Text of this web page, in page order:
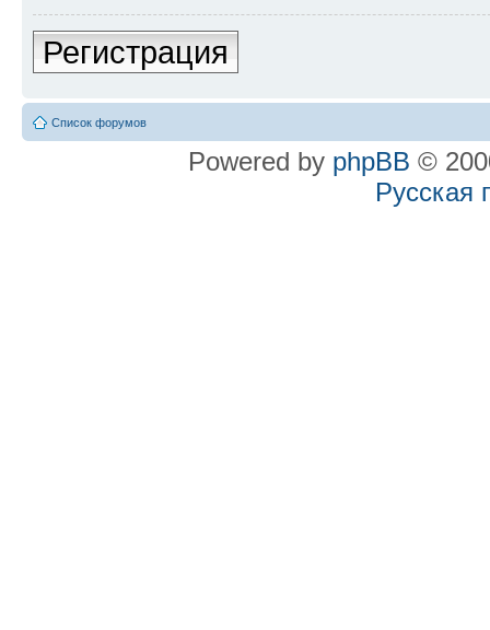
Регистрация
Список форумов
Powered by phpBB ©
Русская